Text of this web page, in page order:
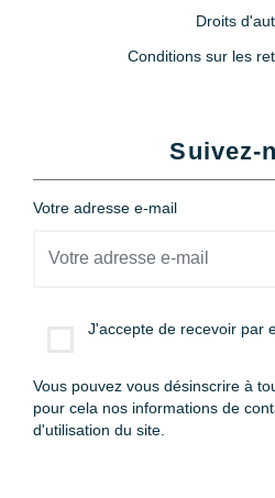
Droits
Conditions sur les
Suivez-
Votre adresse e-mail
J'accepte de recevoir par
Vous pouvez vous désinscrire à
pour cela nos informations de
d'utilisation du site.